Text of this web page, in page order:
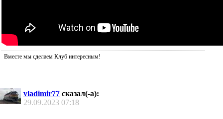
Вместе мы сделаем Клуб интересным!
vladimir77 сказал(-а):
29.09.2023 07:18